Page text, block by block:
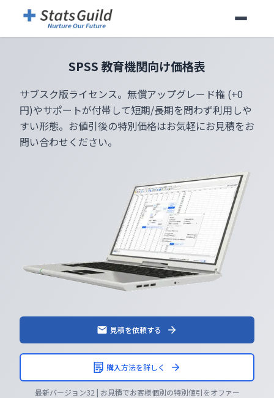
SPSS 教育機関向け価格表
サブスク版ライセンス。無償アップグレード権 (+0
円)やサポートが付帯して短期/長期を問わず利用しや
すい形態。お値引後の特別価格はお気軽にお見積をお
問い合わせください。
見積を依頼する
購入方法を詳しく
最新バージョン32 | お見積でお客様個別の特別値引をオファー